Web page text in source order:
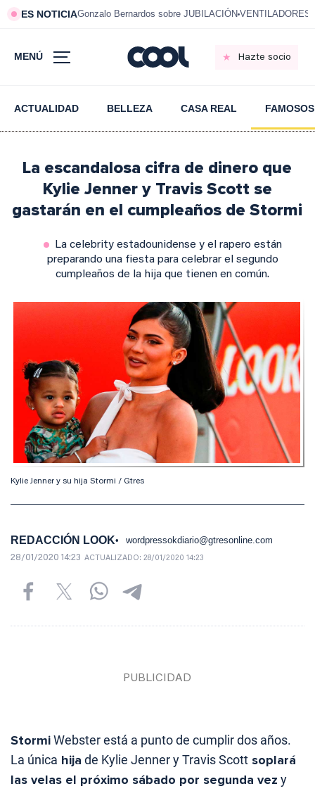
ES NOTICIAGonzalo Bernardos sobre JUBILACIÓN VENTILADORES
MENÚ Hazte socio
ACTUALIDAD BELLEZA CASA REAL FAMOSOS
La escandalosa cifra de dinero que
Kylie Jenner y Travis Scott se
gastarán en el cumpleaños de Stormi
La celebrity estadounidense y el rapero están
preparando una fiesta para celebrar el segundo
cumpleaños de la hija que tienen en común.
Kylie Jenner y su hija Stormi / Gtres
REDACCIÓN LOOK wordpressokdiario@gtresonline.com
28/01/2020 14:23 ACTUALIZADO: 28/01/2020 14:23
StormiWebster está a punto de cumplir dos años.
La única hija de Kylie Jenner y Travis Scott soplará
las velas el próximo sábado por segunda vez y